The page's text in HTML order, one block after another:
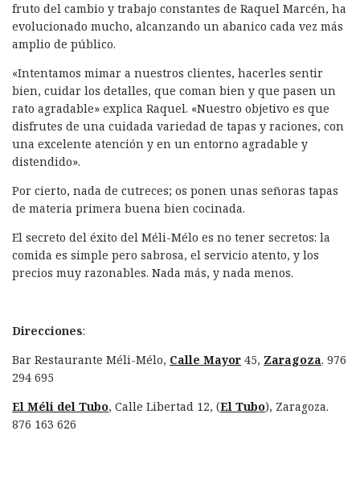
fruto del cambio y trabajo constantes de Raquel Marcén, ha
evolucionado mucho, alcanzando un abanico cada vez más
amplio de público.
«Intentamos mimar a nuestros clientes, hacerles sentir
bien, cuidar los detalles, que coman bien y que pasen un
rato agradable» explica Raquel. «Nuestro objetivo es que
disfrutes de una cuidada variedad de tapas y raciones, con
una excelente atención y en un entorno agradable y
distendido».
Por cierto, nada de cutreces; os ponen unas señoras tapas
de materia primera buena bien cocinada.
El secreto del éxito del Méli-Mélo es no tener secretos: la
comida es simple pero sabrosa, el servicio atento, y los
precios muy razonables. Nada más, y nada menos.
Direcciones:
Bar Restaurante Méli-Mélo, Calle Mayor 45, Zaragoza. 976
294 695
El Méli del Tubo, Calle Libertad 12, (El Tubo), Zaragoza.
876 163 626